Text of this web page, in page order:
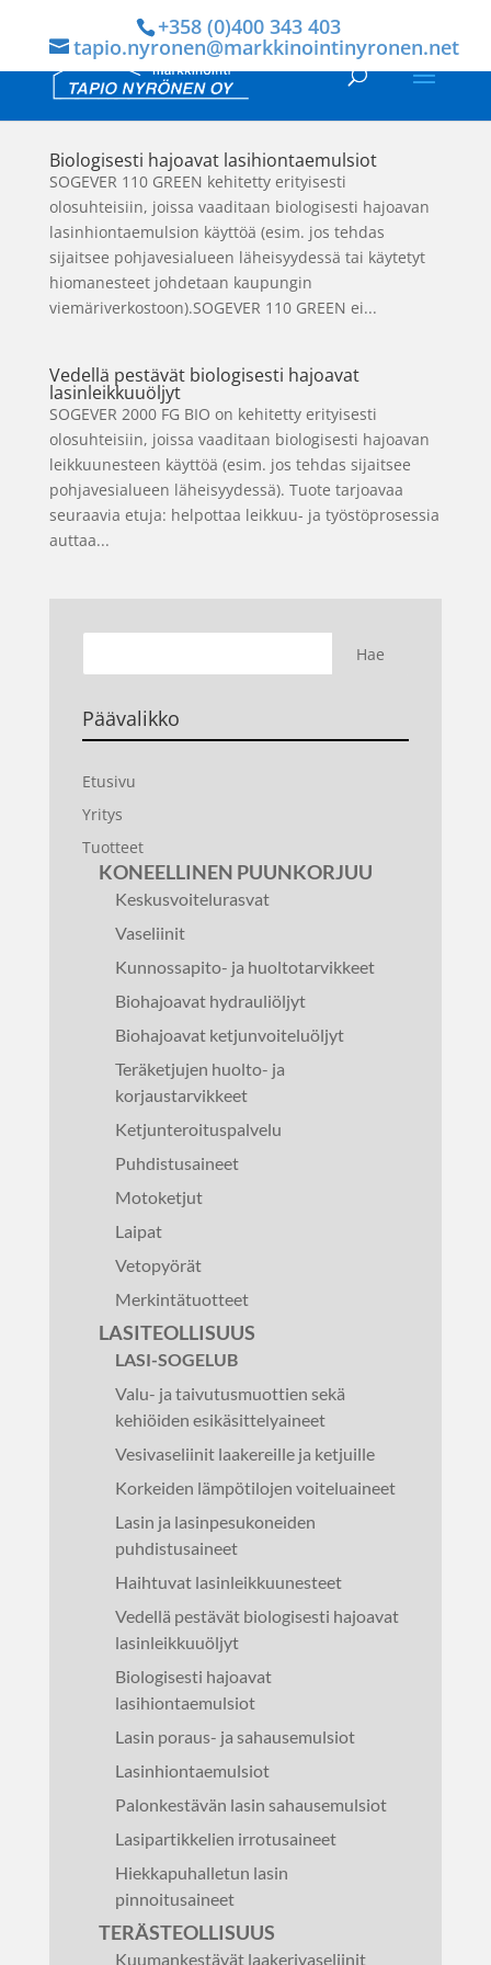
+358 (0)400 343 403
tapio.nyronen@markkinointinyronen.net
Biologisesti hajoavat lasihiontaemulsiot
SOGEVER 110 GREEN kehitetty erityisesti
olosuhteisiin, joissa vaaditaan biologisesti hajoavan
lasinhiontaemulsion käyttöä (esim. jos tehdas
sijaitsee pohjavesialueen läheisyydessä tai käytetyt
hiomanesteet johdetaan kaupungin
viemäriverkostoon).SOGEVER 110 GREEN ei...
Vedellä pestävät biologisesti hajoavat
lasinleikkuuöljyt
SOGEVER 2000 FG BIO on kehitetty erityisesti
olosuhteisiin, joissa vaaditaan biologisesti hajoavan
leikkuunesteen käyttöä (esim. jos tehdas sijaitsee
pohjavesialueen läheisyydessä). Tuote tarjoavaa
seuraavia etuja: helpottaa leikkuu- ja työstöprosessia
auttaa...
Päävalikko
Etusivu
Yritys
Tuotteet
KONEELLINEN PUUNKORJUU
Keskusvoitelurasvat
Vaseliinit
Kunnossapito- ja huoltotarvikkeet
Biohajoavat hydrauliöljyt
Biohajoavat ketjunvoiteluöljyt
Teräketjujen huolto- ja
korjaustarvikkeet
Ketjunteroituspalvelu
Puhdistusaineet
Motoketjut
Laipat
Vetopyörät
Merkintätuotteet
LASITEOLLISUUS
LASI-SOGELUB
Valu- ja taivutusmuottien sekä
kehiöiden esikäsittelyaineet
Vesivaseliinit laakereille ja ketjuille
Korkeiden lämpötilojen voiteluaineet
Lasin ja lasinpesukoneiden
puhdistusaineet
Haihtuvat lasinleikkuunesteet
Vedellä pestävät biologisesti hajoavat
lasinleikkuuöljyt
Biologisesti hajoavat
lasihiontaemulsiot
Lasin poraus- ja sahausemulsiot
Lasinhiontaemulsiot
Palonkestävän lasin sahausemulsiot
Lasipartikkelien irrotusaineet
Hiekkapuhalletun lasin
pinnoitusaineet
TERÄSTEOLLISUUS
Kuumankestävät laakerivaseliinit